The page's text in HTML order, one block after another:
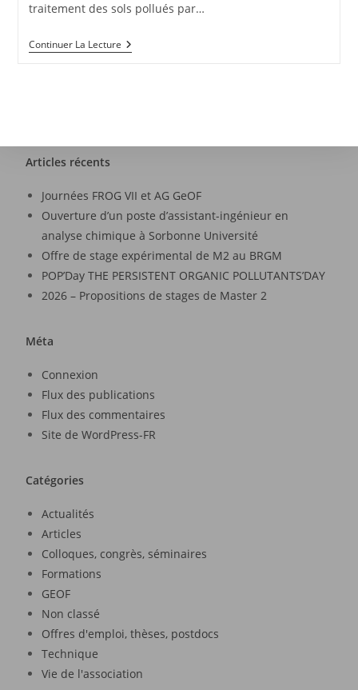
traitement des sols pollués par…
Continuer La Lecture
Articles récents
Journées FROG VII et AG GeOF
Ouverture d’un poste d’assistant-ingénieur en
analyse chimique à Sorbonne Université
Offre de stage expérimental de M2 au BRGM
POP’Day THE PERSISTENT ORGANIC POLLUTANTS’DAY
2026 – Propositions de stages de Master 2
Méta
Connexion
Flux des publications
Flux des commentaires
Site de WordPress-FR
Catégories
Actualités
Articles
Colloques, congrès, séminaires
Formations
GEOF
Non classé
Offres d'emploi, thèses, postdocs
Technique
Vie de l'association